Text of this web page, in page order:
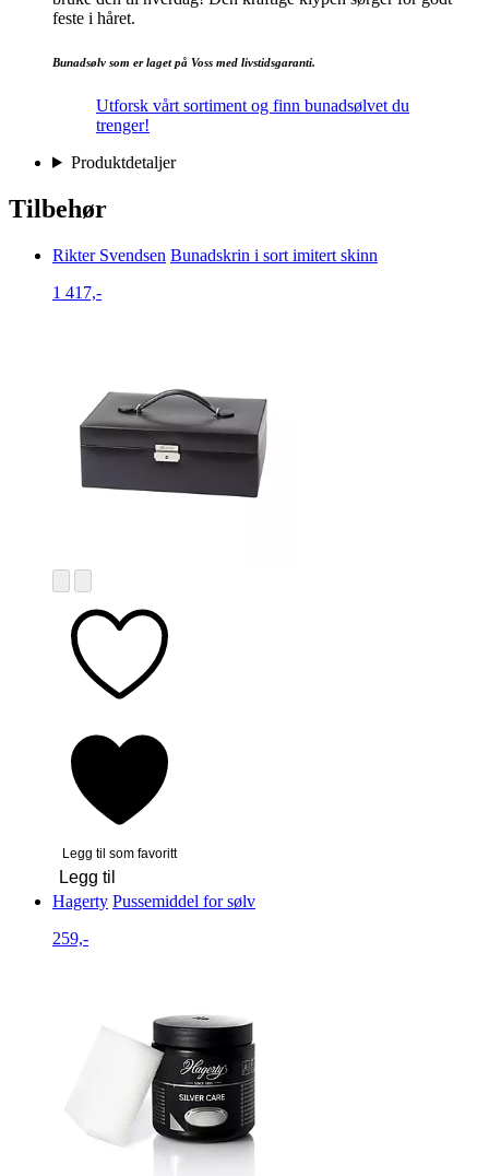
feste i håret.
Bunadsølv som er laget på Voss med livstidsgaranti.
Utforsk vårt sortiment og finn bunadsølvet du
trenger!
Produktdetaljer
Tilbehør
Rikter Svendsen Bunadskrin i sort imitert skinn
1 417,-
Legg til som favoritt
Legg til
Hagerty Pussemiddel for sølv
259,-